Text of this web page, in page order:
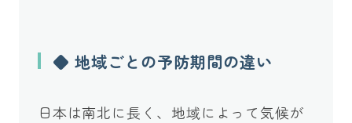
◆ 地域ごとの予防期間の違い
日本は南北に長く、地域によって気候が